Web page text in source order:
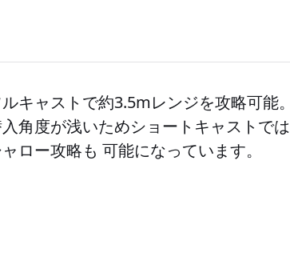
キャストで約3.5mレンジを攻略可能。
角度が浅いためショートキャストでは
ロー攻略も 可能になっています。